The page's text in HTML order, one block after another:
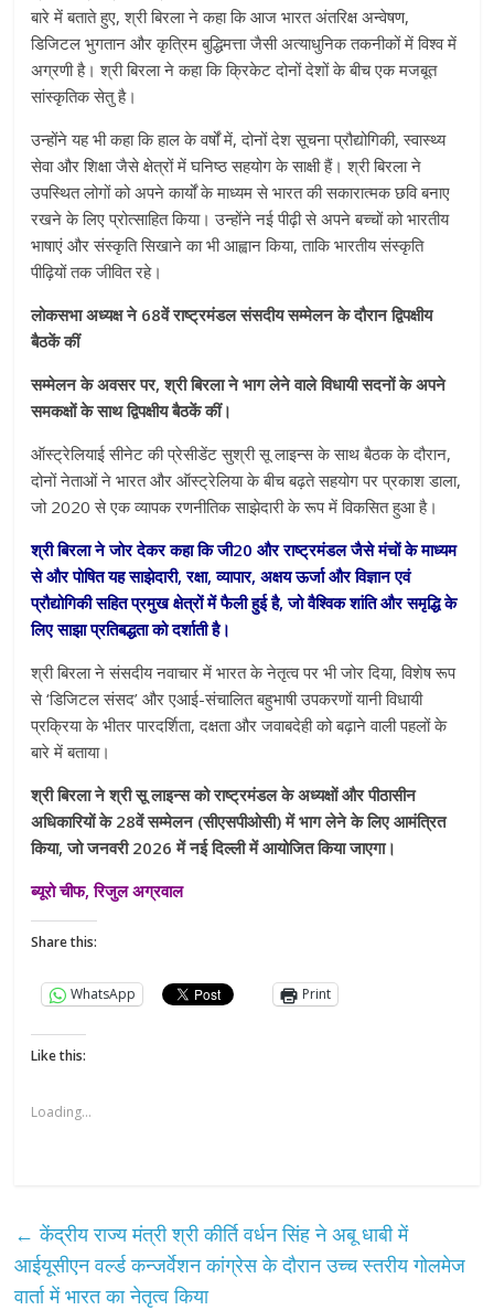
बारे में बताते हुए, श्री बिरला ने कहा कि आज भारत अंतरिक्ष अन्वेषण,
डिजिटल भुगतान और कृत्रिम बुद्धिमत्ता जैसी अत्याधुनिक तकनीकों में विश्व में
अग्रणी है। श्री बिरला ने कहा कि क्रिकेट दोनों देशों के बीच एक मजबूत
सांस्कृतिक सेतु है।
उन्होंने यह भी कहा कि हाल के वर्षों में, दोनों देश सूचना प्रौद्योगिकी, स्वास्थ्य
सेवा और शिक्षा जैसे क्षेत्रों में घनिष्ठ सहयोग के साक्षी हैं। श्री बिरला ने
उपस्थित लोगों को अपने कार्यों के माध्यम से भारत की सकारात्मक छवि बनाए
रखने के लिए प्रोत्साहित किया। उन्होंने नई पीढ़ी से अपने बच्चों को भारतीय
भाषाएं और संस्कृति सिखाने का भी आह्वान किया, ताकि भारतीय संस्कृति
पीढ़ियों तक जीवित रहे।
लोकसभा अध्यक्ष ने 68वें राष्ट्रमंडल संसदीय सम्मेलन के दौरान द्विपक्षीय
बैठकें कीं
सम्मेलन के अवसर पर, श्री बिरला ने भाग लेने वाले विधायी सदनों के अपने
समकक्षों के साथ द्विपक्षीय बैठकें कीं।
ऑस्ट्रेलियाई सीनेट की प्रेसीडेंट सुश्री सू लाइन्स के साथ बैठक के दौरान,
दोनों नेताओं ने भारत और ऑस्ट्रेलिया के बीच बढ़ते सहयोग पर प्रकाश डाला,
जो 2020 से एक व्यापक रणनीतिक साझेदारी के रूप में विकसित हुआ है।
श्री बिरला ने जोर देकर कहा कि जी20 और राष्ट्रमंडल जैसे मंचों के माध्यम
से और पोषित यह साझेदारी, रक्षा, व्यापार, अक्षय ऊर्जा और विज्ञान एवं
प्रौद्योगिकी सहित प्रमुख क्षेत्रों में फैली हुई है, जो वैश्विक शांति और समृद्धि के
लिए साझा प्रतिबद्धता को दर्शाती है।
श्री बिरला ने संसदीय नवाचार में भारत के नेतृत्व पर भी जोर दिया, विशेष रूप
से ‘डिजिटल संसद’ और एआई-संचालित बहुभाषी उपकरणों यानी विधायी
प्रक्रिया के भीतर पारदर्शिता, दक्षता और जवाबदेही को बढ़ाने वाली पहलों के
बारे में बताया।
श्री बिरला ने श्री सू लाइन्स को राष्ट्रमंडल के अध्यक्षों और पीठासीन
अधिकारियों के 28वें सम्मेलन (सीएसपीओसी) में भाग लेने के लिए आमंत्रित
किया, जो जनवरी 2026 में नई दिल्ली में आयोजित किया जाएगा।
ब्यूरो चीफ, रिजुल अग्रवाल
Share this:
WhatsApp Print
Like this:
Loading...
← केंद्रीय राज्य मंत्री श्री कीर्ति वर्धन सिंह ने अबू धाबी में
आईयूसीएन वर्ल्‍ड कन्जर्वेशन कांग्रेस के दौरान उच्च स्तरीय गोलमेज
वार्ता में भारत का नेतृत्व किया